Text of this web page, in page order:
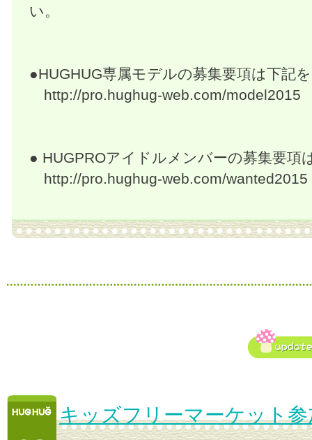
い。
●HUGHUG専属モデルの募集要項は下記
http://pro.hughug-web.com/model2015
● HUGPROアイドルメンバーの募集要項
http://pro.hughug-web.com/wanted2015
キッズフリーマーケット